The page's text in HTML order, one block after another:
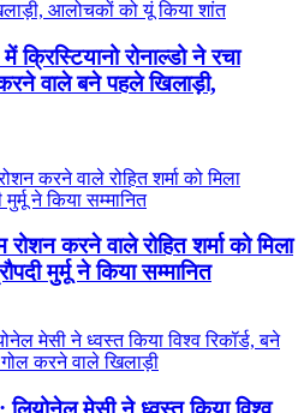
रोनाल्डो ने रचा
वाले बने पहले खिलाड़ी,
करने वाले रोहित शर्मा को मिला
मुर्मू ने किया सम्मानित